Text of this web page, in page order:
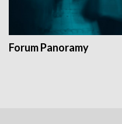
Forum Panoramy